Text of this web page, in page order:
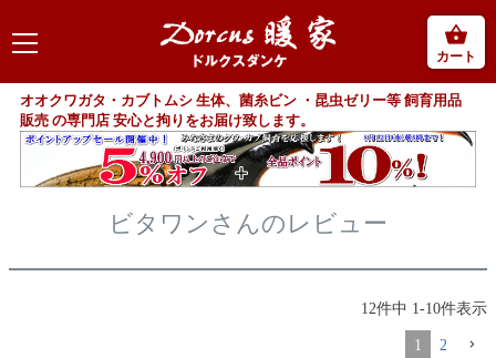
カート
オオクワガタ・カブトムシ 生体、菌糸ビン ・昆虫ゼリー等 飼育用品
販売 の専門店 安心と拘りをお届け致します。
ビタワンさんのレビュー
12件中 1 -10件表示
1 2